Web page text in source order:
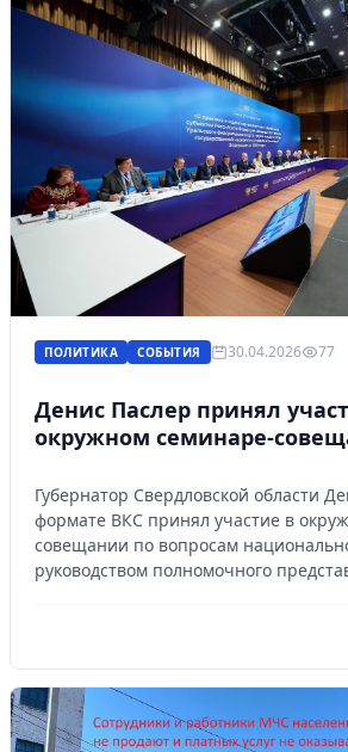
ПОЛИТИКА СОБЫТИЯ 30.04.2026 77
Денис Паслер принял
окружном семинаре-
Губернатор Свердловской области
формате ВКС принял участие в
совещании по вопросам
руководством полномочного